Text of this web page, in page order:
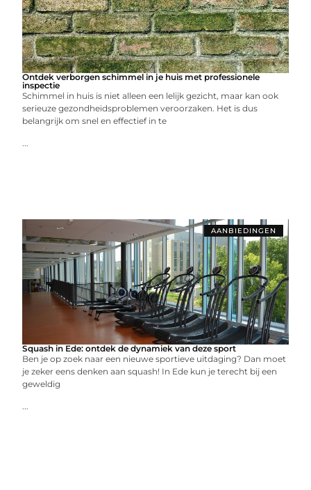
Ontdek verborgen schimmel in je huis met professionele
inspectie
Schimmel in huis is niet alleen een lelijk gezicht, maar kan ook
serieuze gezondheidsproblemen veroorzaken. Het is dus
belangrijk om snel en effectief in te
...
AANBIEDINGEN
Squash in Ede: ontdek de dynamiek van deze sport
Ben je op zoek naar een nieuwe sportieve uitdaging? Dan moet
je zeker eens denken aan squash! In Ede kun je terecht bij een
geweldig
...